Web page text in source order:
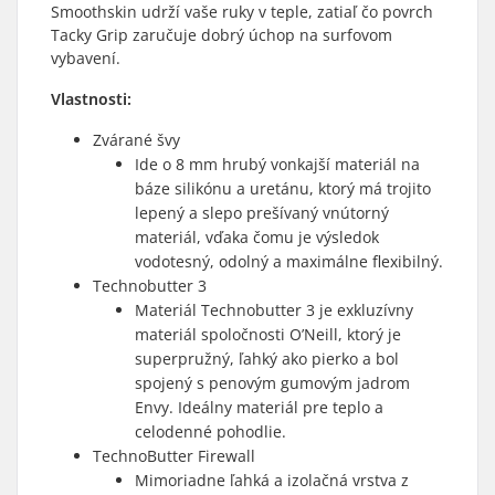
Smoothskin udrží vaše ruky v teple, zatiaľ čo povrch
Tacky Grip zaručuje dobrý úchop na surfovom
vybavení.
Vlastnosti:
Zvárané švy
Ide o 8 mm hrubý vonkajší materiál na
báze silikónu a uretánu, ktorý má trojito
lepený a slepo prešívaný vnútorný
materiál, vďaka čomu je výsledok
vodotesný, odolný a maximálne flexibilný.
Technobutter 3
Materiál Technobutter 3 je exkluzívny
materiál spoločnosti O’Neill, ktorý je
superpružný, ľahký ako pierko a bol
spojený s penovým gumovým jadrom
Envy. Ideálny materiál pre teplo a
celodenné pohodlie.
TechnoButter Firewall
Mimoriadne ľahká a izolačná vrstva z